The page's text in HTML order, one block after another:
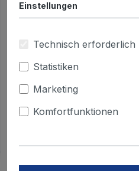
Einstellungen
Technisch erforderlich
Statistiken
Marketing
Komfortfunktionen